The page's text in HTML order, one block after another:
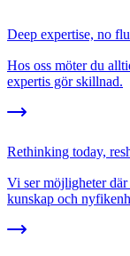
Deep expertise, no
Hos oss möter du
expertis gör skillnad.
Rethinking today,
Vi ser möjligheter
kunskap och